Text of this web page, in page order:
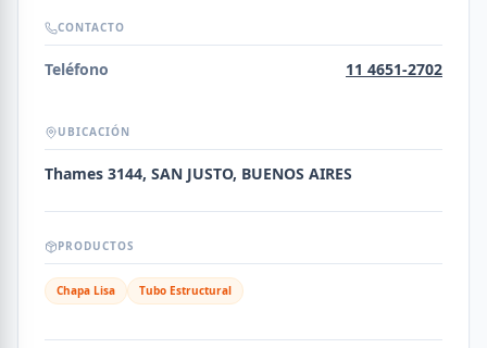
CONTACTO
Teléfono 11 4651-2702
UBICACIÓN
Thames 3144, SAN JUSTO, BUENOS AIRES
PRODUCTOS
Chapa Lisa Tubo Estructural